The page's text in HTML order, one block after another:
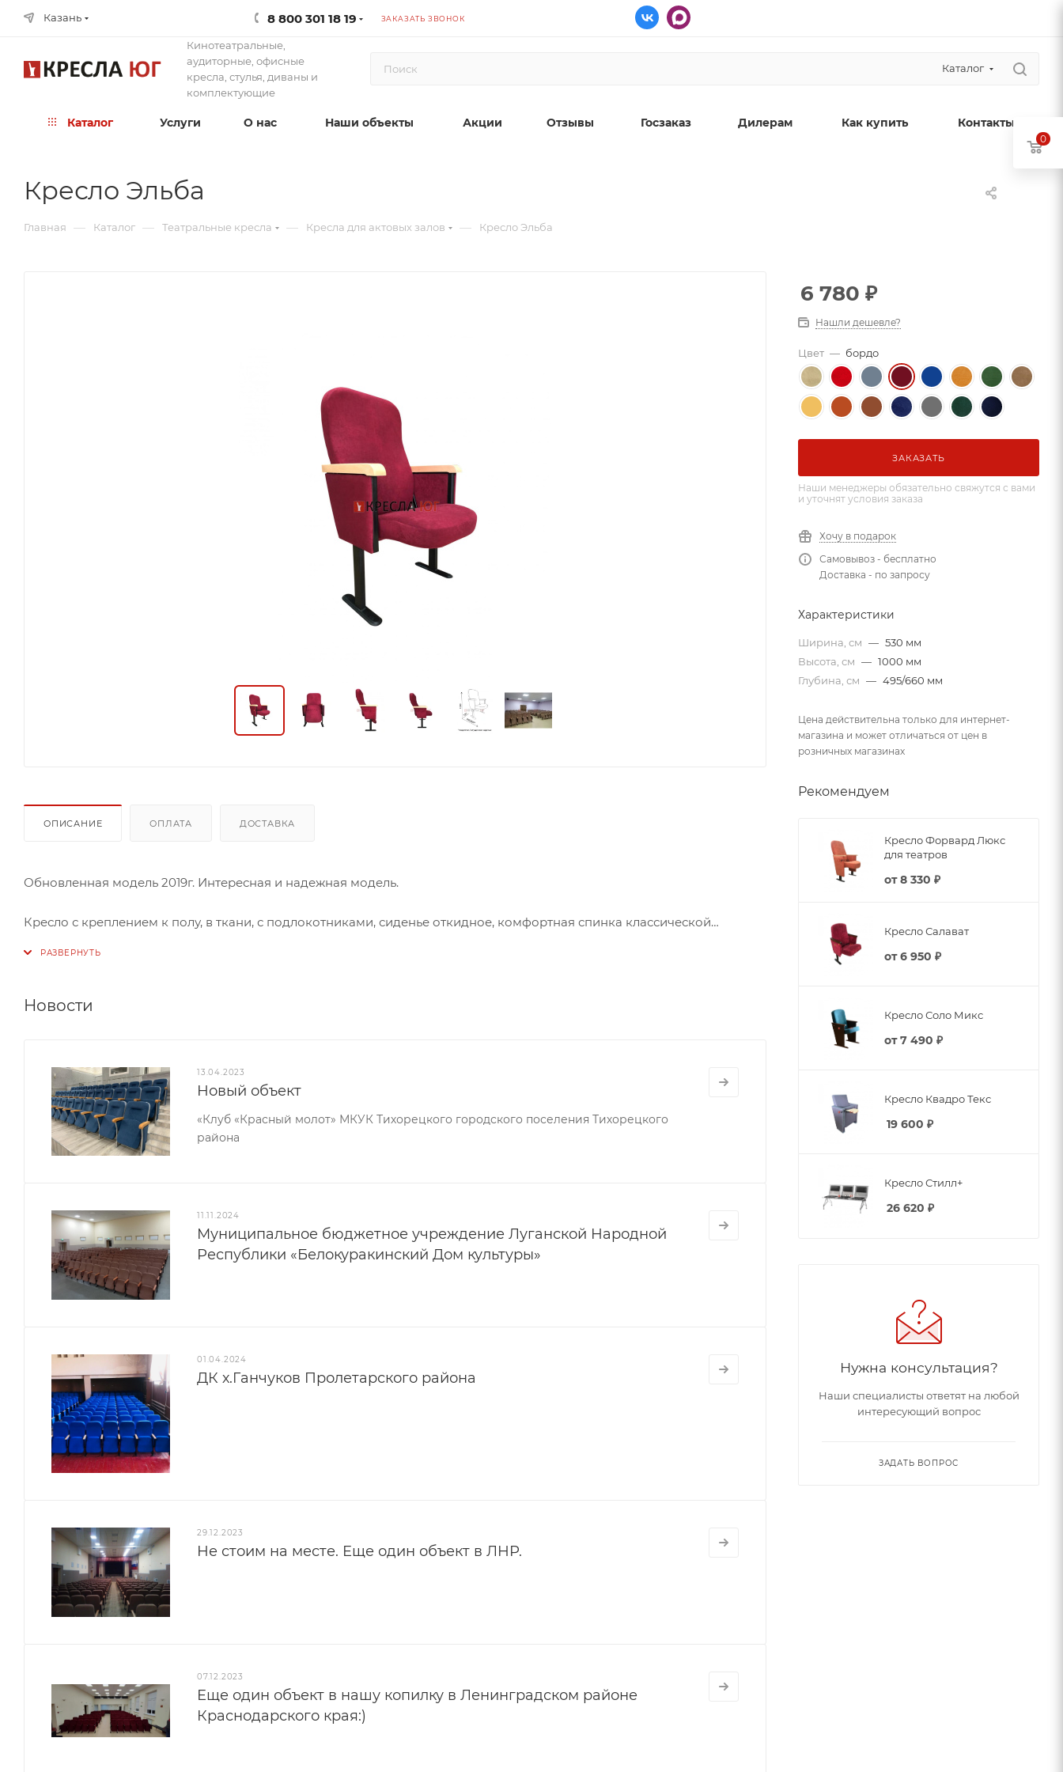
Казань 8 800 301 18 19 ЗАКАЗАТЬ ЗВОНОК
Кинотеатральные,
аудиторные, офисные
кресла, стулья, диваны и
комплектующие
Каталог
Каталог Услуги О нас Наши объекты Акции Отзывы Госзаказ Дилерам Как купить Контакты
Кресло Эльба
Главная — Каталог — Театральные кресла — Кресла для актовых залов — Кресло Эльба
ОПИСАНИЕ ОПЛАТА ДОСТАВКА
Обновленная модель 2019г. Интересная и надежная модель.
Кресло с креплением к полу, в ткани, с подлокотниками, сиденье откидное, комфортная спинка классической
Новости
13.04.2023
Новый объект
«Клуб «Красный молот» МКУК Тихорецкого городского поселения Тихорецкого
района
11.11.2024
Муниципальное бюджетное учреждение Луганской Народной
Республики «Белокуракинский Дом культуры»
01.04.2024
ДК х.Ганчуков Пролетарского района
29.12.2023
Не стоим на месте. Еще один объект в ЛНР.
07.12.2023
Еще один объект в нашу копилку в Ленинградском районе
Краснодарского края:)
6 780 ₽
Нашли дешевле?
Цвет — бордо
ЗАКАЗАТЬ
Наши менеджеры обязательно свяжутся с вами
и уточнят условия заказа
Хочу в подарок
Самовывоз - бесплатно
Доставка - по запросу
Характеристики
Ширина, см — 530 мм
Высота, см — 1000 мм
Глубина, см — 495/660 мм
Цена действительна только для интернет-
магазина и может отличаться от цен в
розничных магазинах
Рекомендуем
Кресло Форвард Люкс
для театров
от8 330 ₽
Кресло Салават
от6 950 ₽
Кресло Соло Микс
от7 490 ₽
Кресло Квадро Текс
19 600 ₽
Кресло Стилл+
26 620 ₽
Нужна консультация?
Наши специалисты ответят на любой
интересующий вопрос
ЗАДАТЬ ВОПРОС
0